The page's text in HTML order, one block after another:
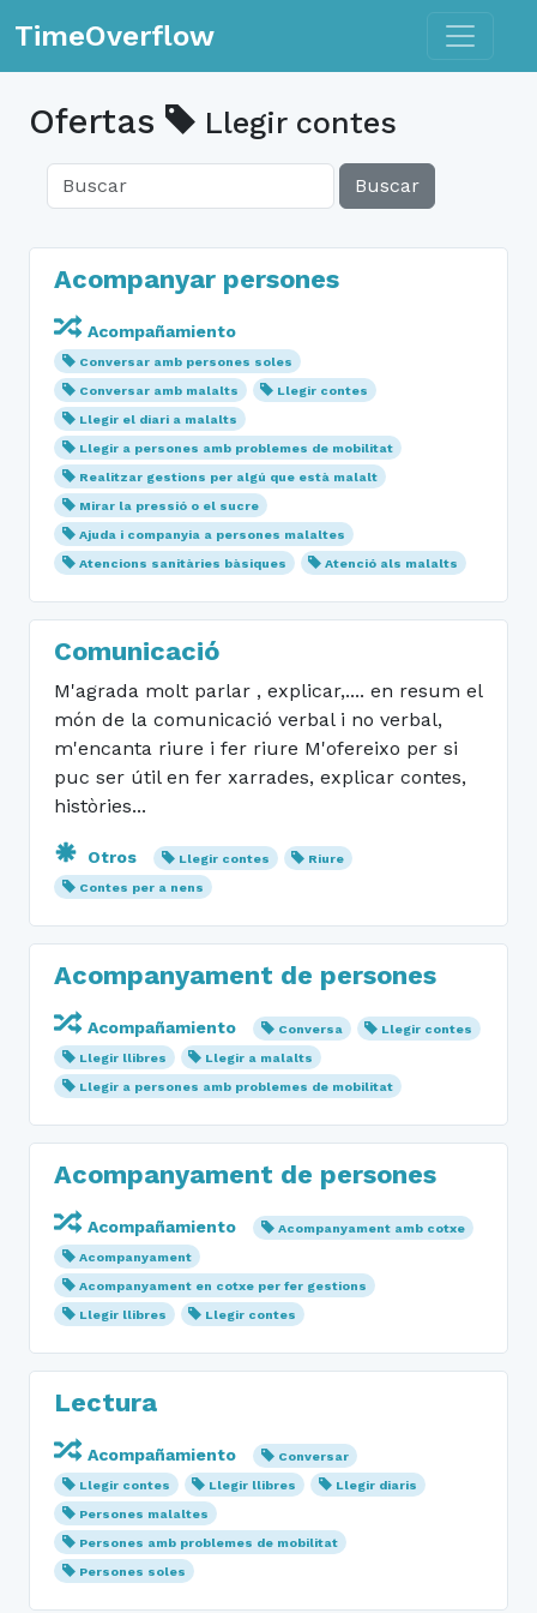
TimeOverflow Toggle
Ofertas Llegir contes
Buscar
Acompanyar persones
Acompañamiento
Conversar amb persones soles
Conversar amb malalts
Llegir contes
Llegir el diari a malalts
Llegir a persones amb problemes de mobilitat
Realitzar gestions per algú que està malalt
Mirar la pressió o el sucre
Ajuda i companyia a persones malaltes
Atencions sanitàries bàsiques
Atenció als malalts
Comunicació
M'agrada molt parlar , explicar,.... en resum el
món de la comunicació verbal i no verbal,
m'encanta riure i fer riure M'ofereixo per si
puc ser útil en fer xarrades, explicar contes,
històries...
Otros Llegir contes
Riure
Contes per a nens
Acompanyament de persones
Acompañamiento Conversa
Llegir contes
Llegir llibres
Llegir a malalts
Llegir a persones amb problemes de mobilitat
Acompanyament de persones
Acompañamiento
Acompanyament amb cotxe
Acompanyament
Acompanyament en cotxe per fer gestions
Llegir llibres
Llegir contes
Lectura
Acompañamiento
Conversar
Llegir contes
Llegir llibres
Llegir diaris
Persones malaltes
Persones amb problemes de mobilitat
Persones soles